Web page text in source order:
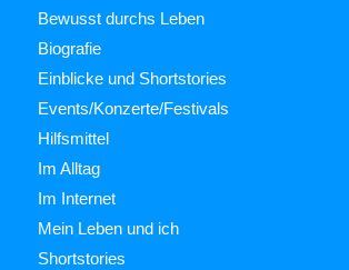
Bewusst durchs Leben
Biografie
Einblicke und Shortstories
Events/Konzerte/Festivals
Hilfsmittel
Im Alltag
Im Internet
Mein Leben und ich
Shortstories